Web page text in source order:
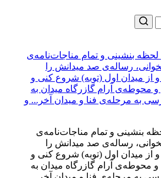
بنشینی و تمام مناجات‌نامه‌ی
بخوانی، رساله‌ی صد میدانش را
از میدان اول (توبه) شروع کنی و
محوطه‌ی آرام گازرگاه میدان به